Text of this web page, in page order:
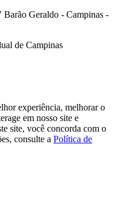
Geraldo - Campinas -
de Campinas
experiência, melhorar o
em nosso site e
site, você concorda com o
consulte a Política de